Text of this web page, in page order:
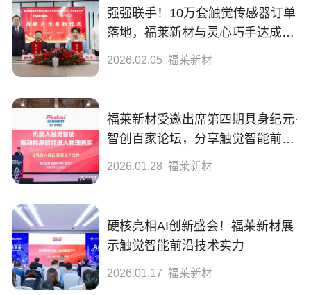
活动
招聘
联系我们
中 / En
强强联手！10万套触觉传感器订单
落地，福莱新材与灵心巧手达成全
2026.02.05 福莱新材
福莱新材受邀出席第四期具身纪元·
智创百家论坛，分享触觉智能前沿
成果
2026.01.28 福莱新材
硬核亮相AI创新盛会！福莱新材展
示触觉智能前沿技术实力
2026.01.17 福莱新材